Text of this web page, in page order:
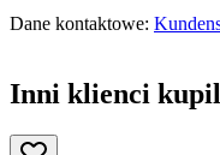
Dane kontaktowe:
Inni klienci